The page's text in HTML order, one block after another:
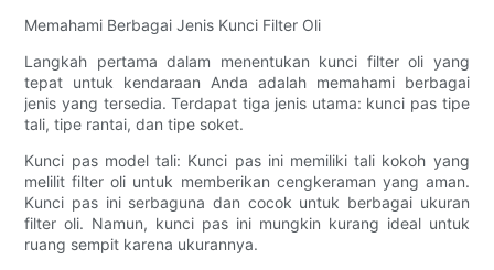
Memahami Berbagai Jenis Kunci Filter Oli
Langkah pertama dalam menentukan kunci filter oli yang
tepat untuk kendaraan Anda adalah memahami berbagai
jenis yang tersedia. Terdapat tiga jenis utama: kunci pas tipe
tali, tipe rantai, dan tipe soket.
Kunci pas model tali: Kunci pas ini memiliki tali kokoh yang
melilit filter oli untuk memberikan cengkeraman yang aman.
Kunci pas ini serbaguna dan cocok untuk berbagai ukuran
filter oli. Namun, kunci pas ini mungkin kurang ideal untuk
ruang sempit karena ukurannya.